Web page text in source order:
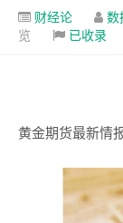
财经论 数
览
已收录
黄金期货最新情